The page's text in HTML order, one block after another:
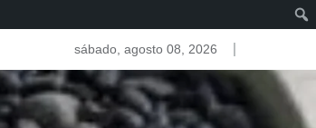
sábado, agosto 08, 2026